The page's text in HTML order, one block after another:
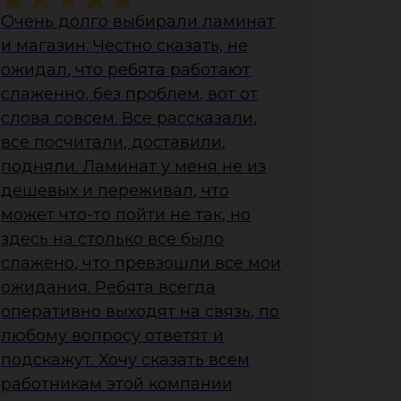
Очень долго выбирали ламинат
и магазин. Честно сказать, не
ожидал, что ребята работают
слаженно, без проблем, вот от
слова совсем. Все рассказали,
все посчитали, доставили,
подняли. Ламинат у меня не из
дешевых и переживал, что
может что-то пойти не так, но
здесь на столько все было
слажено, что превзошли все мои
ожидания. Ребята всегда
оперативно выходят на связь, по
любому вопросу ответят и
подскажут. Хочу сказать всем
работникам этой компании